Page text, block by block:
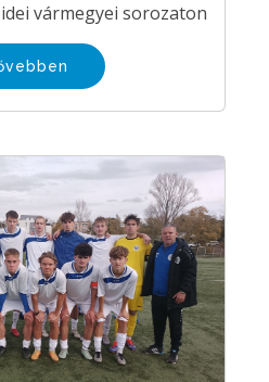
vármegyei sorozaton